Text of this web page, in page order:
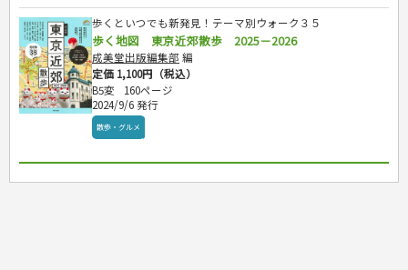
介護・社会福祉士
保育士
司法書士・社労士
行政書士・宅建
FP
衛生管理・運行管理
建築・土木
電気・危険物
調理師
その他ビジネス
散歩・グルメ
歴史
成美文庫
その他文庫
ダイアリー
プラチナダイアリー プレステージ
歩くといつでも新発見！テーマ別ウォーク３５
歩く地図 東京近郊散歩 2025－2026
成美堂出版編集部 編
定価 1,100円（税込）
B5変
160ページ
2024/9/6 発行
散歩・グルメ